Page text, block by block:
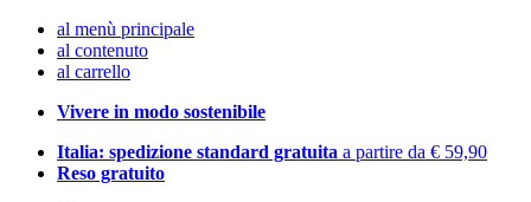
al menù principale
al contenuto
al carrello
Vivere in modo sostenibile
Italia: spedizione standard gratuita a partire da € 59,90
Reso gratuito